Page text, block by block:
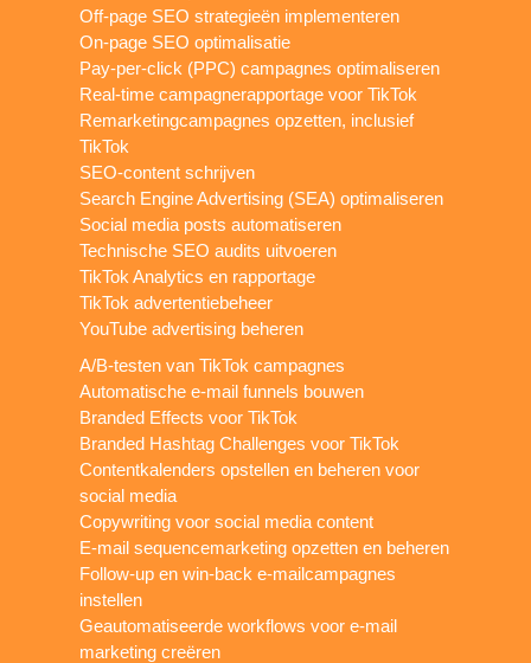
Off-page SEO strategieën implementeren
On-page SEO optimalisatie
Pay-per-click (PPC) campagnes optimaliseren
Real-time campagnerapportage voor TikTok
Remarketingcampagnes opzetten, inclusief
TikTok
SEO-content schrijven
Search Engine Advertising (SEA) optimaliseren
Social media posts automatiseren
Technische SEO audits uitvoeren
TikTok Analytics en rapportage
TikTok advertentiebeheer
YouTube advertising beheren
A/B-testen van TikTok campagnes
Automatische e-mail funnels bouwen
Branded Effects voor TikTok
Branded Hashtag Challenges voor TikTok
Contentkalenders opstellen en beheren voor
social media
Copywriting voor social media content
E-mail sequencemarketing opzetten en beheren
Follow-up en win-back e-mailcampagnes
instellen
Geautomatiseerde workflows voor e-mail
marketing creëren